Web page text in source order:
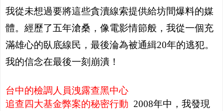
我從未想過要將這些貪瀆線索提供給坊間爆料的媒
體。經歷了五年滄桑，像電影情節般，我從一個充
滿雄心的臥底線民，最後淪為被通緝20年的逃犯。
我的信念在最後一刻崩潰！
台中的檢調人員洩露查黑中心
追查四大基金弊案的秘密行動 2008年中，我發現